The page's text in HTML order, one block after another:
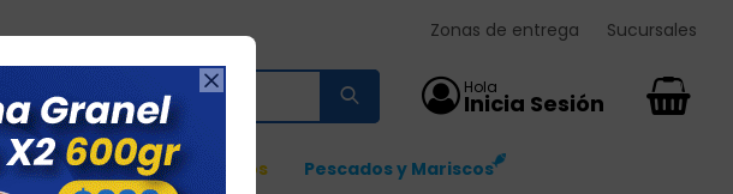

Nuevos Ingresos Pescados y Mariscos
0
Zonas de entrega Sucursales